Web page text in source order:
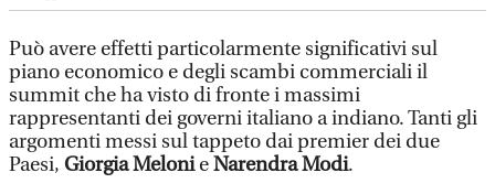
Può avere effetti particolarmente significativi sul
piano economico e degli scambi commerciali il
summit che ha visto di fronte i massimi
rappresentanti dei governi italiano a indiano. Tanti gli
argomenti messi sul tappeto dai premier dei due
Paesi, Giorgia MelonieNarendra Modi.